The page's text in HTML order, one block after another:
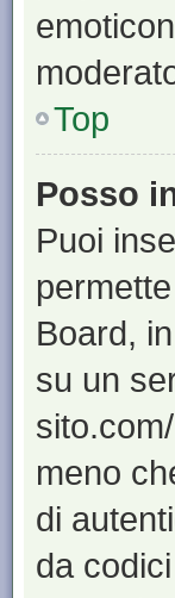
Top
Posso
Puoi
Board,
su un
meno
di
da